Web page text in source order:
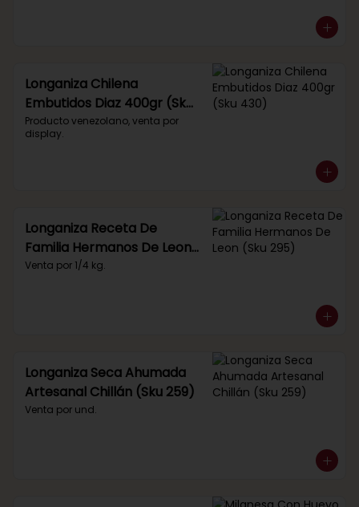
Longaniza Chilena
Embutidos Diaz 400gr (Sku
430)
Producto venezolano, venta por
display.
Longaniza Receta De
Familia Hermanos De Leon
(Sku 295)
Venta por 1/4 kg.
Longaniza Seca Ahumada
Artesanal Chillán (Sku 259)
Venta por und.